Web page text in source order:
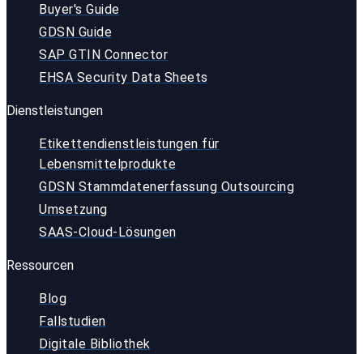
Buyer's Guide
GDSN Guide
SAP GTIN Connector
EHSA Security Data Sheets
Dienstleistungen
Etikettendienstleistungen für
Lebensmittelprodukte
GDSN Stammdatenerfassung Outsourcing
Umsetzung
SAAS-Cloud-Lösungen
Ressourcen
Blog
Fallstudien
Digitale Bibliothek